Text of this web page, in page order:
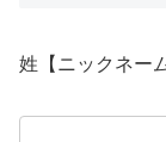
姓【ニックネー